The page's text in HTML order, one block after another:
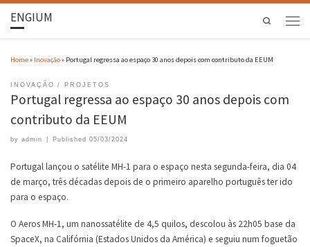
ENGIUM Search
Home» Inovação» Portugal regressa ao espaço 30 anos depois com contributo da EEUM
INOVAÇÃO PROJETOS
Portugal regressa ao espaço 30 anos depois com
contributo da EEUM
by admin Published 05/03/2024
Portugal lançou o satélite MH-1 para o espaço nesta segunda-feira, dia 04
de março, três décadas depois de o primeiro aparelho português ter ido
para o espaço.
O Aeros MH-1, um nanossatélite de 4,5 quilos, descolou às 22h05 base da
SpaceX, na Califórnia (Estados Unidos da América) e seguiu num foguetão